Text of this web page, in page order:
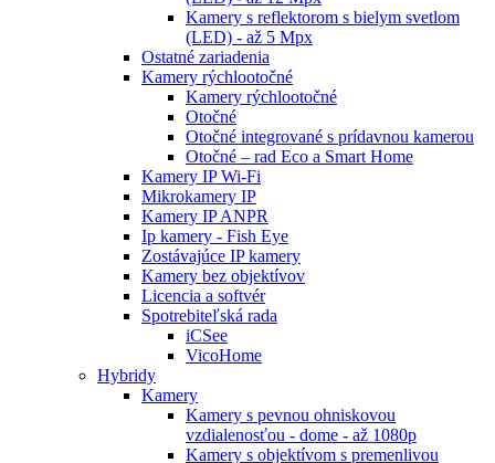
Kamery s reflektorom s bielym svetlom
(LED) - až 5 Mpx
Ostatné zariadenia
Kamery rýchlootočné
Kamery rýchlootočné
Otočné
Otočné integrované s prídavnou kamerou
Otočné – rad Eco a Smart Home
Kamery IP Wi-Fi
Mikrokamery IP
Kamery IP ANPR
Ip kamery - Fish Eye
Zostávajúce IP kamery
Kamery bez objektívov
Licencia a softvér
Spotrebiteľská rada
iCSee
VicoHome
Hybridy
Kamery
Kamery s pevnou ohniskovou
vzdialenosťou - dome - až 1080p
Kamery s objektívom s premenlivou